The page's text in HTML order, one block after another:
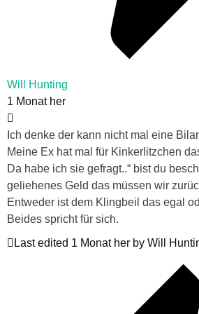
Will Hunting
1 Monat her
Ich denke der kann nicht mal eine
Meine Ex hat mal für Kinkerlitzchen
Da habe ich sie gefragt..“ bist du
geliehenes Geld das müssen wir
Entweder ist dem Klingbeil das egal
Beides spricht für sich.
Last edited 1 Monat her by Will